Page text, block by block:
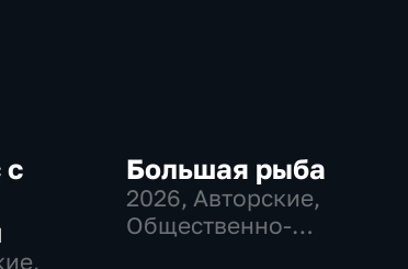
с
Большая рыба
2026, Авторские,
Общественно-